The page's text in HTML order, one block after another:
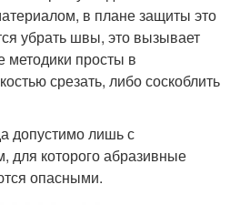
в плане защиты это
убрать швы, это вызывает
просты в
срезать, либо соскоблить
допустимо лишь с
которого абразивные
опасными.